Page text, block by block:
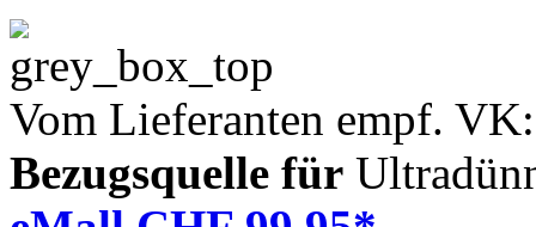
Vom Lieferanten empf.
Bezugsquelle für